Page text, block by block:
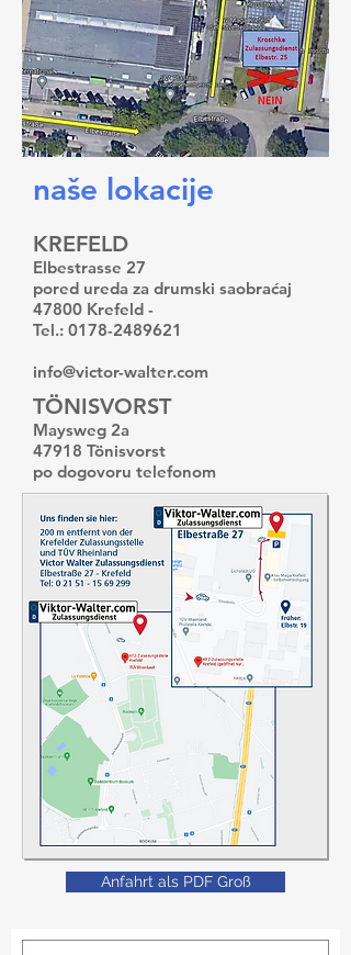
naše lokacije
KREFELD
Elbestrasse 27
pored ureda za drumski saobraćaj
47800 Krefeld -
Tel.: 0178-2489621
info@victor-walter.com
TÖNISVORST
Maysweg 2a
47918 Tönisvorst
po dogovoru telefonom
Anfahrt als PDF Groß